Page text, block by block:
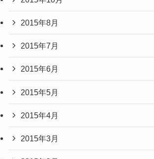
2015年8月
2015年7月
2015年6月
2015年5月
2015年4月
2015年3月